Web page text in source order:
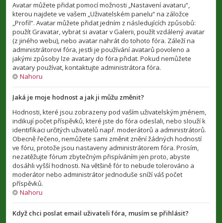
Avatar můžete přidat pomocí možnosti „Nastavení avataru“,
kterou najdete ve vašem „Uživatelském panelu“ na záložce
„Profil“. Avatar můžete přidat jedním z následujících způsobů:
použít Gravatar, vybrat si avatar v Galerii, použít vzdálený avatar
(z jiného webu), nebo avatar nahrát do tohoto fóra. Záleží na
administrátorovi fóra, jestli je používání avatarů povoleno a
jakými způsoby lze avatary do fóra přidat. Pokud nemůžete
avatary používat, kontaktujte administrátora fóra.
Nahoru
Jaká je moje hodnost a jak ji můžu změnit?
Hodnosti, které jsou zobrazeny pod vaším uživatelským jménem,
indikují počet příspěvků, které jste do fóra odeslali, nebo slouží k
identifikaci určitých uživatelů např. moderátorů a administrátorů.
Obecně řečeno, nemůžete sami změnit znění žádných hodností
ve fóru, protože jsou nastaveny administrátorem fóra. Prosím,
nezatěžujte fórum zbytečným přispíváním jen proto, abyste
dosáhli vyšší hodnosti. Na většině fór to nebude tolerováno a
moderátor nebo administrátor jednoduše sníží váš počet
příspěvků.
Nahoru
Když chci poslat email uživateli fóra, musím se přihlásit?